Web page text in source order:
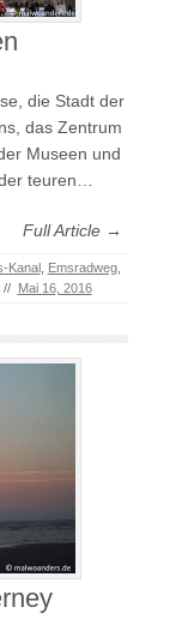
die Stadt der
das Zentrum
Museen und
teuren…
Full Article →
Kanal, Emsradweg,
// Mai 16, 2016